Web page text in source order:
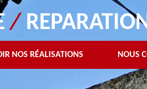
/
NOS RÉALISATIONS NOUS